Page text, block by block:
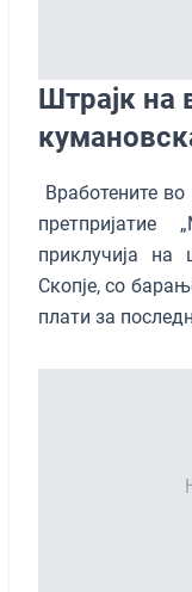
Штрајк на
Вработените
претпријатие
приклучија на
Скопје, со
плати за